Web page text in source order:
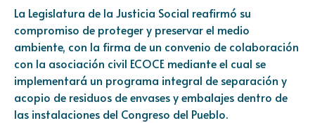
La Legislatura de la Justicia Social reafirmó su
compromiso de proteger y preservar el medio
ambiente, con la firma de un convenio de colaboración
con la asociación civil ECOCE mediante el cual se
implementará un programa integral de separación y
acopio de residuos de envases y embalajes dentro de
las instalaciones del Congreso del Pueblo.